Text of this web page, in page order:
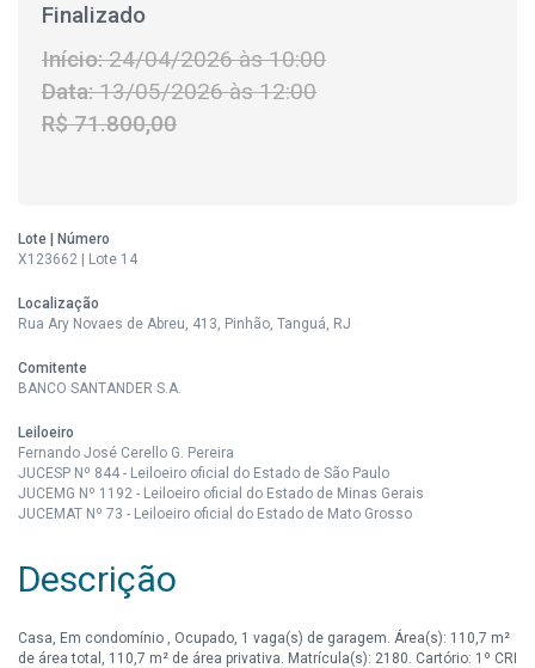
Finalizado
Início:24/04/2026 às 10:00
Data:13/05/2026 às 12:00
R$ 71.800,00
Lote | Número
X123662 | Lote 14
Localização
Rua Ary Novaes de Abreu, 413, Pinhão, Tanguá, RJ
Comitente
BANCO SANTANDER S.A.
Leiloeiro
Fernando José Cerello G. Pereira
JUCESP Nº 844 - Leiloeiro oficial do Estado de São Paulo
JUCEMG Nº 1192 - Leiloeiro oficial do Estado de Minas Gerais
JUCEMAT Nº 73 - Leiloeiro oficial do Estado de Mato Grosso
Descrição
Casa, Em condomínio , Ocupado, 1 vaga(s) de garagem. Área(s): 110,7 m²
de área total, 110,7 m² de área privativa. Matrícula(s): 2180. Cartório: 1º CRI